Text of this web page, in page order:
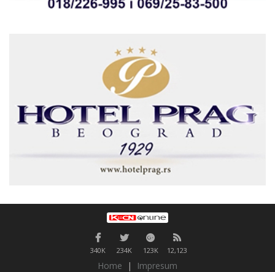
340K 234K 123K 12,123
Home |
Impresum